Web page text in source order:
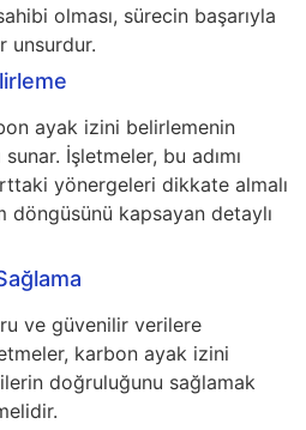
olması, sürecin başarıyla
unsurdur.
ayak izini belirlemenin
İşletmeler, bu adımı
yönergeleri dikkate almalı
döngüsünü kapsayan detaylı
ve güvenilir verilere
karbon ayak izini
doğruluğunu sağlamak